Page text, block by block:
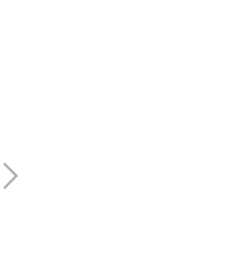
N
x